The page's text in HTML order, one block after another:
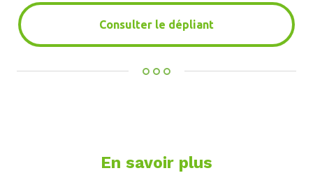
Consulter le dépliant
En savoir plus